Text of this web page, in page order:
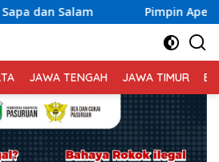
Pimpin Apel Pagi, Wakapolda Bali
JAWA TENGAH JAWA TIMUR